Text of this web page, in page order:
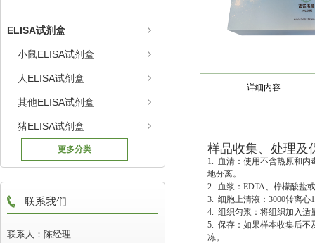
ELISA试剂盒
小鼠ELISA试剂盒
人ELISA试剂盒
其他ELISA试剂盒
猪ELISA试剂盒
更多分类
联系我们
联系人：陈经理
详细内容
样品收集、处理及
1. 血清：使用不含热原和内
地分离。
2. 血浆：EDTA、柠檬酸盐
3. 细胞上清液：3000转离心
4. 组织匀浆：将组织加入适
5. 保存：如果样本收集后不
冻。